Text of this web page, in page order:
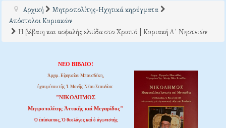
Αρχική
Μητροπολίτης-Ηχητικά κηρύγματα
Απόστολοι Κυριακών
Η βέβαιη και ασφαλής ελπίδα στο Χριστό | Κυριακή Δ΄ Νηστειών
ΝΕΟ ΒΙΒΛΙΟ!
Ἀρχιμ. Εἰρηναίου Μπουσδέκη,
ἡγουμένου τῆς Ἱ. Μονῆς Νέου Στουδίου:
"ΝΙΚΟΔΗΜΟΣ
Μητροπολίτης Ἀττικῆς καί Μεγαρίδος"
Ὁ ἐπίσκοπος, Ὁ θεολόγος καί ὁ ἀγωνιστής